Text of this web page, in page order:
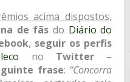
acima dispostos,
de fãs do Diário do
, seguir os perfis
no Twitter–
frase: “Concorra